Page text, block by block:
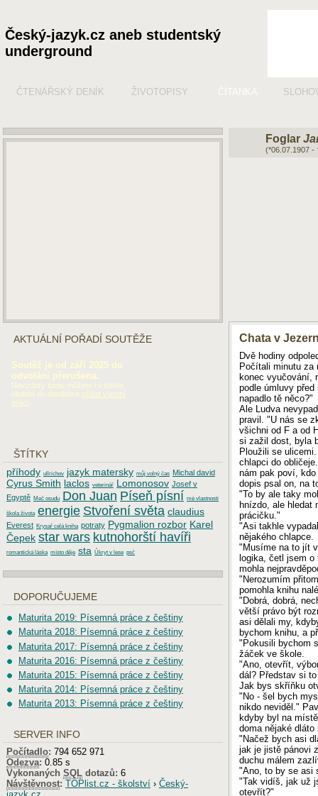
Český-jazyk.cz aneb studentský
underground
ČTENÁŘSKÝ DENÍK ŽIVOTOPISY
Foglar
(*06.07.1907 -
Chata v
Dvě hodiny
Počítali minutu za
konec vyučování,
podle úmluvy
napadlo tě něco?"
Ale Ludva
pravil. "U nás se
všichni od F a od
si zažil dost, byla
Ploužili se
chlapci do
nám pak poví,
dopis psal on, na
"To by ale taky
hnízdo, ale hledat
prácičku."
"Asi takhle
nějakého chlapce.
"Musíme na to jít
logika, četl jsem
mohla
"Nerozumím
pomohla knihu
"Dobrá, dobrá,
větší právo být
asi dělali my,
bychom knihu, a
"Pokusili bychom
žáček ve škole.
"Ano, otevřít,
dál? Představ si
Jak bys skříňku
"No - šel bych
nikdo neviděl."
kdyby byl na
doma nějaké
"Načež bych asi
jak je jistě pánovi
duchu málem
"Ano, to by se asi
"Tak vidíš, jak už
otevřít?"
AKTUÁLNÍ POŘADÍ SOUTĚŽE
Soutěž je od září 2025 do
odvolání přerušena.
Navzdory tomu můžete i v tomto
období do databáze přidat vlastní
práci
ŠTÍTKY
příhody ullrichov jazyk matersky můj volný čas Michal david
Cyrus Smith laclos veterinář Lomonosov Josef v
Egyptě Meč osudu Don Juan Píseň písní mé vlastnosti
škola života energie Stvoření světa claudius
Everest Krysař celá kniha potraty Pygmalion rozbor Karel
Čepek star wars kutnohorští havíři
romantická láska místo děje sta Úkryt v lese psč
DOPORUČUJEME
Maturita 2019: Písemná práce z češtiny
Maturita 2018: Písemná práce z češtiny
Maturita 2017: Písemná práce z češtiny
Maturita 2016: Písemná práce z češtiny
Maturita 2015: Písemná práce z češtiny
Maturita 2014: Písemná práce z češtiny
Maturita 2013: Písemná práce z češtiny
SERVER INFO
Počítadlo: 794 652 971
Odezva: 0.85 s
Vykonaných SQL dotazů: 6
Návštěvnost: TOPlist.cz - školství › Český-
jazyk.cz